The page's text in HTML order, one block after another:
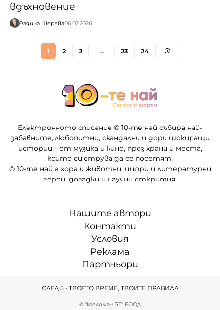
вдъхновение
Радина Щерева06.02.2026
1 2 3 … 23 24
Електронното списание © 10-те най събира най-
забавните, любопитни, скандални и дори шокиращи
истории – от музика и кино, през храни и места,
които си струва да се посетят.
© 10-те най е хора и животни, цифри и литературни
герои, догадки и научни открития.
Нашите автори
Контакти
Условия
Реклама
Партньори
© "Меломан БГ" ЕООД
СЛЕД 5 • ТВОЕТО ВРЕМЕ, ТВОИТЕ ПРАВИЛА